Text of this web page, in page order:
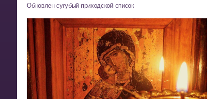
Обновлен сугубый приходской список